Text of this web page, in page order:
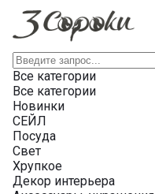
Все категории
Все категории
Новинки
СЕЙЛ
Посуда
Свет
Хрупкое
Декор интерьера